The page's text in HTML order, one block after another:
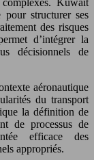
pour structurer ses
des risques
d’intégrer la
décisionnels de
aéronautique
du transport
la définition de
de processus de
efficace des
appropriés.